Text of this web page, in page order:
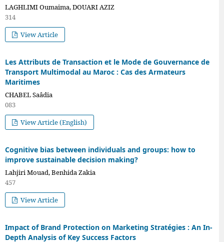
LAGHLIMI Oumaima, DOUARI AZIZ
314
View Article
Les Attributs de Transaction et le Mode de Gouvernance de
Transport Multimodal au Maroc : Cas des Armateurs
Maritimes
CHABEL Saâdia
083
View Article (English)
Cognitive bias between individuals and groups: how to
improve sustainable decision making?
Lahjiri Mouad, Benhida Zakia
457
View Article
Impact of Brand Protection on Marketing Stratégies : An In-
Depth Analysis of Key Success Factors